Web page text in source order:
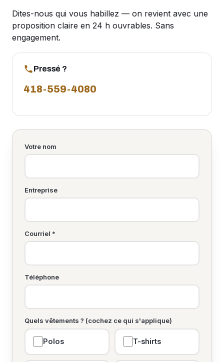
Dites-nous qui vous habillez — on revient avec une
proposition claire en 24 h ouvrables. Sans
engagement.
Pressé ?
418-559-4080
Votre nom
Entreprise
Courriel *
Téléphone
Quels vêtements ? (cochez ce qui s'applique)
Polos T-shirts